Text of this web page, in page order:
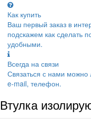
Как купить
Ваш первый заказ в
подскажем как сделать
удобными.
Всегда на связи
Связаться с нами
e-mail, телефон.
Втулка